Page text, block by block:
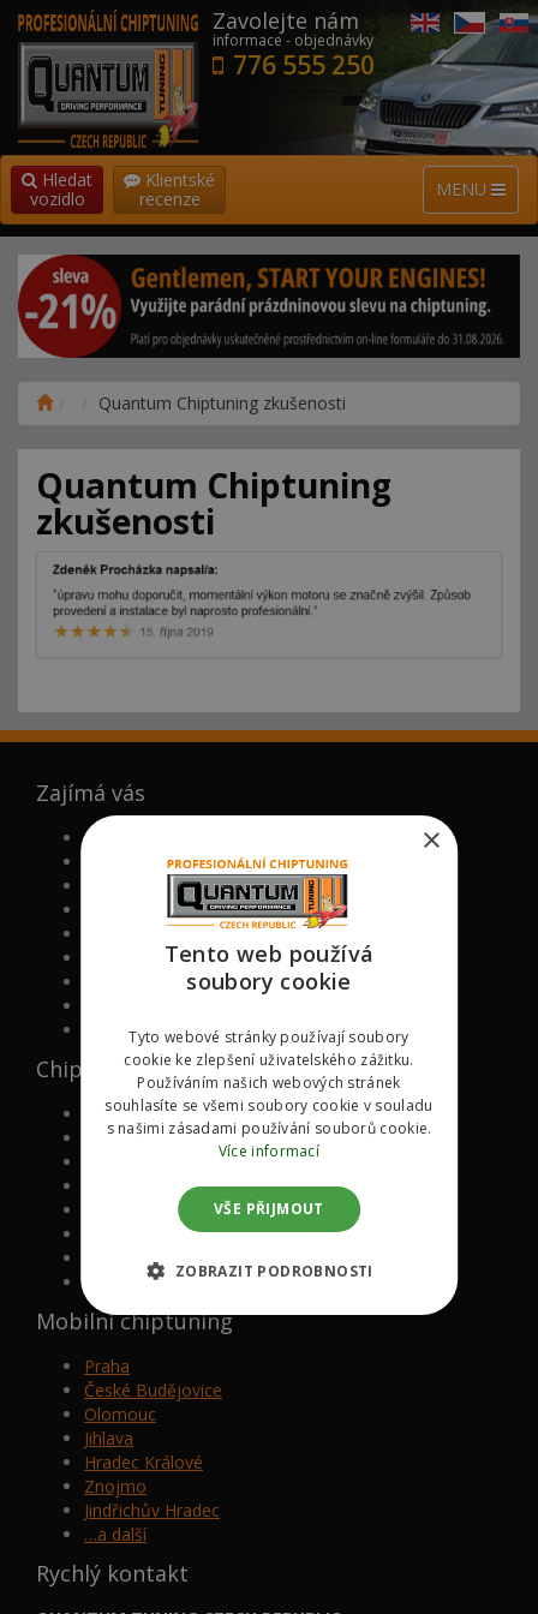
Zavolejte nám
informace - objednávky
776 555 250
MENU
Hledat
vozidlo
Klientské
recenze
Quantum Chiptuning zkušenosti
Quantum Chiptuning
zkušenosti
Zajímá vás
FAQ (ČASTO KLADENÉ DOTAZY)
NOVĚ CHIPOVANÉ MODELY
VÁLCOVÁ ZKUŠEBNA
VIP BONUS PROGRAM
CHIPTUNING ŠKOLA
RECENZE KLIENTŮ NA CHIPTUNING
KONTAKT
Chipované značky
Volkswagen
Mazda
Mercedes-Benz
Mobilní chiptuning
Praha
České Budějovice
Olomouc
Jihlava
Hradec Králové
Znojmo
Jindřichův Hradec
…a další
Rychlý kontakt
×
Tento web používá
soubory cookie
Tyto webové stránky používají soubory
cookie ke zlepšení uživatelského zážitku.
Používáním našich webových stránek
souhlasíte se všemi soubory cookie v souladu
s našimi zásadami používání souborů cookie.
Více informací
VŠE PŘIJMOUT
ZOBRAZIT PODROBNOSTI